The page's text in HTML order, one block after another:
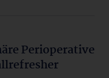
Perioperative